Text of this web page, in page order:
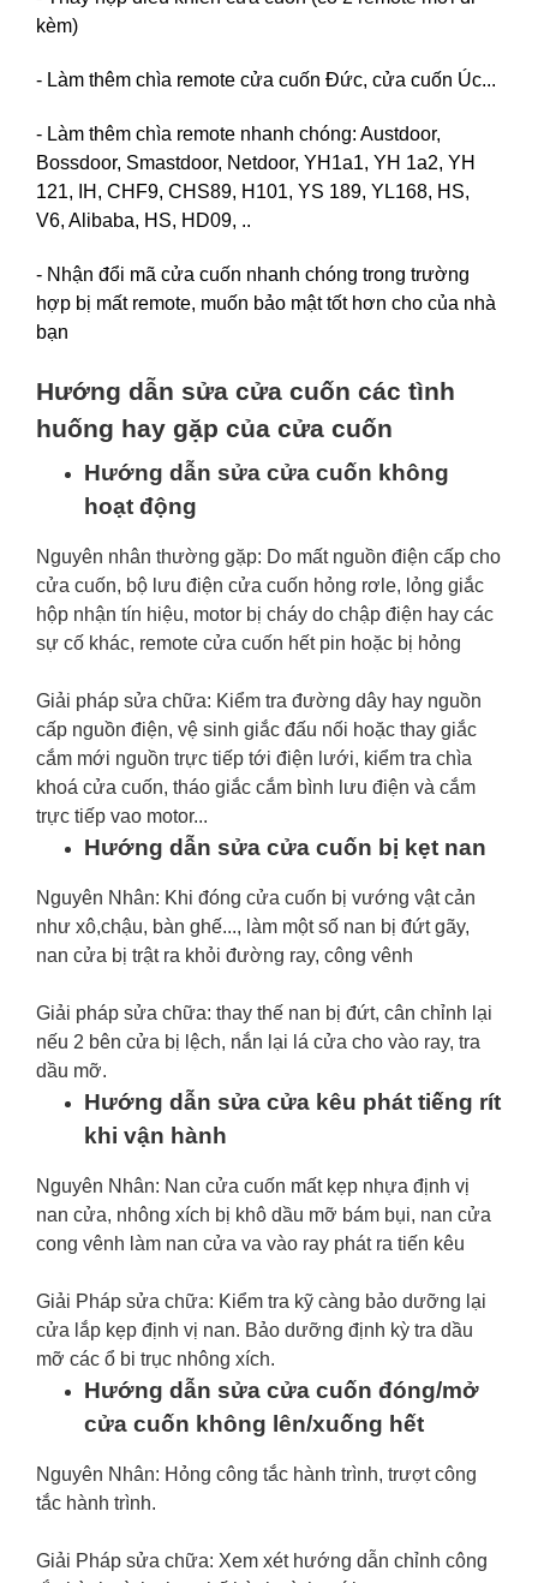
kèm)
- Làm thêm chìa remote cửa cuốn Đức, cửa cuốn Úc...
- Làm thêm chìa remote nhanh chóng: Austdoor,
Bossdoor, Smastdoor, Netdoor, YH1a1, YH 1a2, YH
121, IH, CHF9, CHS89, H101, YS 189, YL168, HS,
V6, Alibaba, HS, HD09, ..
- Nhận đổi mã cửa cuốn nhanh chóng trong trường
hợp bị mất remote, muốn bảo mật tốt hơn cho của nhà
bạn
Hướng dẫn sửa cửa cuốn các tình
huống hay gặp của cửa cuốn
Hướng dẫn sửa cửa cuốn không
hoạt động
Nguyên nhân thường gặp: Do mất nguồn điện cấp cho
cửa cuốn, bộ lưu điện cửa cuốn hỏng rơle, lỏng giắc
hộp nhận tín hiệu, motor bị cháy do chập điện hay các
sự cố khác, remote cửa cuốn hết pin hoặc bị hỏng
Giải pháp sửa chữa: Kiểm tra đường dây hay nguồn
cấp nguồn điện, vệ sinh giắc đấu nối hoặc thay giắc
cắm mới nguồn trực tiếp tới điện lưới, kiểm tra chìa
khoá cửa cuốn, tháo giắc cắm bình lưu điện và cắm
trực tiếp vao motor...
Hướng dẫn sửa cửa cuốn bị kẹt nan
Nguyên Nhân: Khi đóng cửa cuốn bị vướng vật cản
như xô,chậu, bàn ghế..., làm một số nan bị đứt gãy,
nan cửa bị trật ra khỏi đường ray, công vênh
Giải pháp sửa chữa: thay thế nan bị đứt, cân chỉnh lại
nếu 2 bên cửa bị lệch, nắn lại lá cửa cho vào ray, tra
dầu mỡ.
Hướng dẫn sửa cửa kêu phát tiếng rít
khi vận hành
Nguyên Nhân: Nan cửa cuốn mất kẹp nhựa định vị
nan cửa, nhông xích bị khô dầu mỡ bám bụi, nan cửa
cong vênh làm nan cửa va vào ray phát ra tiến kêu
Giải Pháp sửa chữa: Kiểm tra kỹ càng bảo dưỡng lại
cửa lắp kẹp định vị nan. Bảo dưỡng định kỳ tra dầu
mỡ các ổ bi trục nhông xích.
Hướng dẫn sửa cửa cuốn đóng/mở
cửa cuốn không lên/xuống hết
Nguyên Nhân: Hỏng công tắc hành trình, trượt công
tắc hành trình.
Giải Pháp sửa chữa: Xem xét hướng dẫn chỉnh công